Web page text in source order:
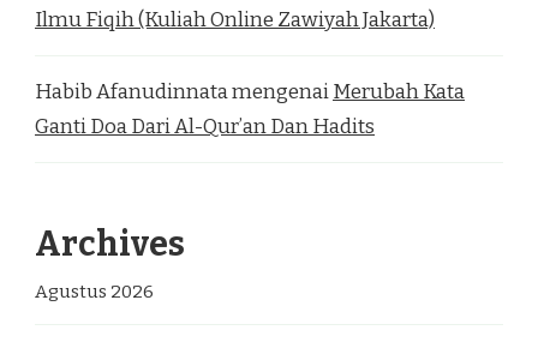
Ilmu Fiqih (Kuliah Online Zawiyah Jakarta)
Habib AfanudinnatamengenaiMerubah Kata
Ganti Doa Dari Al-Qur’an Dan Hadits
Archives
Agustus 2026